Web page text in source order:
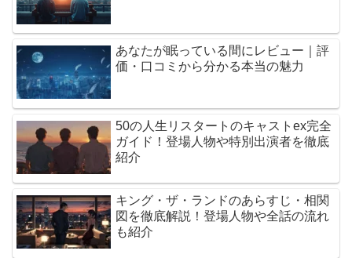
あなたが眠っている間にレビュー｜評
価・口コミから分かる本当の魅力
50の人生リスタートのキャストex完全
ガイド！登場人物や特別出演者を徹底
紹介
キング・ザ・ランドのあらすじ・相関
図を徹底解説！登場人物や全話の流れ
も紹介